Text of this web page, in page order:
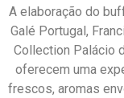
A elaboração do
Galé Portugal,
Collection Palácio
oferecem uma
frescos, aromas